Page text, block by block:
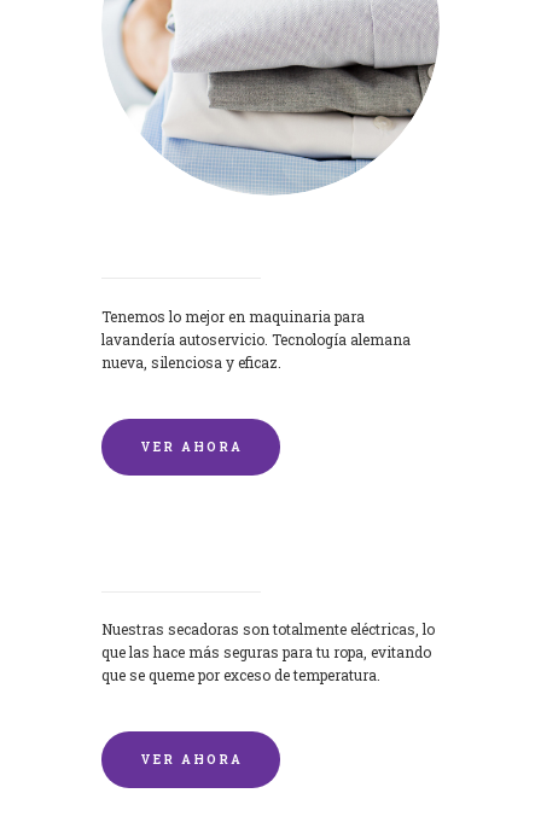
Tenemos lo mejor en maquinaria para
lavandería autoservicio. Tecnología alemana
nueva, silenciosa y eficaz.
VER AHORA
Nuestras secadoras son totalmente eléctricas, lo
que las hace más seguras para tu ropa, evitando
que se queme por exceso de temperatura.
VER AHORA